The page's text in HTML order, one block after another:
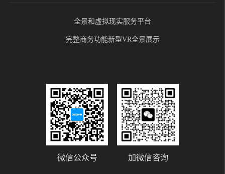
全景和虚拟现实服务平台
完整商务功能新型VR全景展示
微信公众号 加微信咨询